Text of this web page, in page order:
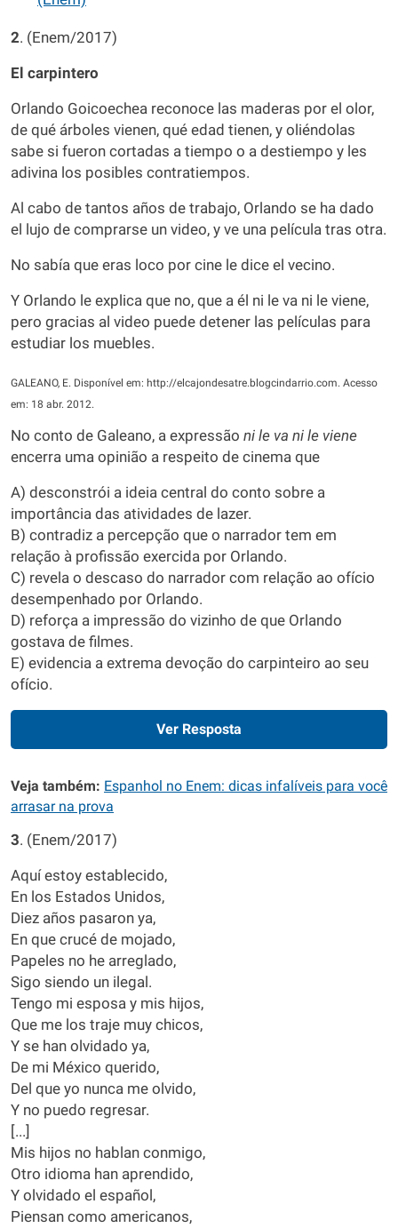
2. (Enem/2017)
El carpintero
Orlando Goicoechea reconoce las maderas por el olor,
de qué árboles vienen, qué edad tienen, y oliéndolas
sabe si fueron cortadas a tiempo o a destiempo y les
adivina los posibles contratiempos.
Al cabo de tantos años de trabajo, Orlando se ha dado
el lujo de comprarse un video, y ve una película tras otra.
No sabía que eras loco por cine le dice el vecino.
Y Orlando le explica que no, que a él ni le va ni le viene,
pero gracias al video puede detener las películas para
estudiar los muebles.
GALEANO, E. Disponível em: http://elcajondesatre.blogcindarrio.com. Acesso
em: 18 abr. 2012.
No conto de Galeano, a expressão ni le va ni le viene
encerra uma opinião a respeito de cinema que
A) desconstrói a ideia central do conto sobre a
importância das atividades de lazer.
B) contradiz a percepção que o narrador tem em
relação à profissão exercida por Orlando.
C) revela o descaso do narrador com relação ao ofício
desempenhado por Orlando.
D) reforça a impressão do vizinho de que Orlando
gostava de filmes.
E) evidencia a extrema devoção do carpinteiro ao seu
ofício.
Ver Resposta
Veja também: Espanhol no Enem: dicas infalíveis para você
arrasar na prova
3. (Enem/2017)
Aquí estoy establecido,
En los Estados Unidos,
Diez años pasaron ya,
En que crucé de mojado,
Papeles no he arreglado,
Sigo siendo un ilegal.
Tengo mi esposa y mis hijos,
Que me los traje muy chicos,
Y se han olvidado ya,
De mi México querido,
Del que yo nunca me olvido,
Y no puedo regresar.
[...]
Mis hijos no hablan conmigo,
Otro idioma han aprendido,
Y olvidado el español,
Piensan como americanos,